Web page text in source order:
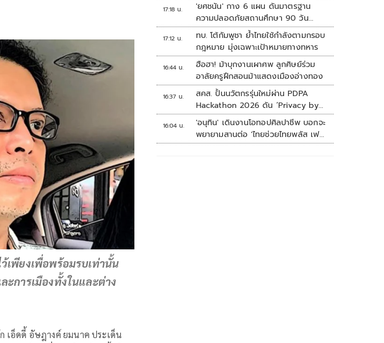
พียงเพื่อพร้อมรบเท่านั้น
การเมืองทั้งในและต่าง
เอ็ดดี้ อัษฎางค์ ยมนาค ประเด็น
17:18 น.
'ยศชนัน' กาง 6 แผน ดันมาตรฐาน
ความปลอดภัยสถานศึกษา 90 วัน
ป้องกันก่อเหตุรุนแรง
17:12 น.
ทบ. โต้กัมพูชา ย้ำไทยใช้กำลังตามกรอบ
กฎหมาย มุ่งเฉพาะเป้าหมายทางทหาร
16:44 น.
ฮือฮา! ม้าบุกงานเผาศพ ลูกศิษย์ร่วม
อาลัยครูฝึกสอนม้าแสดงเมืองอ่างทอง
16:37 น.
สคส. ปั้นนวัตกรรุ่นใหม่ผ่าน PDPA
Hackathon 2026 ดัน ‘Privacy by
Design for all’ สู่โซลูชันคุ้มครอง
ข้อมูลส่วนบุคคลที่ใช้ได้จริง
16:04 น.
'อนุทิน' เดินงานโอทอปศิลปาชีพ บอกจะ
พยายามสานต่อ 'ไทยช่วยไทยพลัส เฟส
2'